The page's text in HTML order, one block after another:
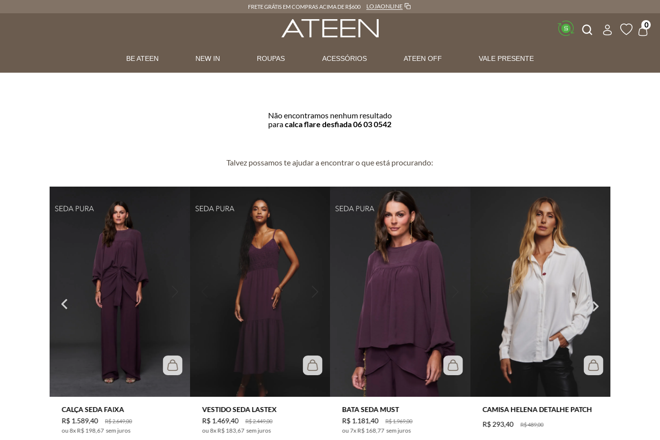
FRETE GRÁTIS EM COMPRAS ACIMA DE R$600 LOJAONLINE
Buscar 0
BE ATEEN NEW IN ROUPAS ACESSÓRIOS ATEEN OFF VALE PRESENTE
Não encontramos nenhum resultado
paracalca flare desfiada 06 03 0542
Talvez possamos te ajudar a encontrar o que está procurando:
CALÇA SEDA FAIXA
R$2.649,00
R$1.589,40
8xR$ 198,67 sem juros
VESTIDO SEDA LASTEX
R$2.449,00
R$ 1.469,40
8xR$ 183,67 sem juros
BATA SEDA MUST
R$1.969,00
R$1.181,40
7xR$ 168,77 sem juros
CAMISA HELENA DETALHE PATCH
R$489,00
R$ 293,40